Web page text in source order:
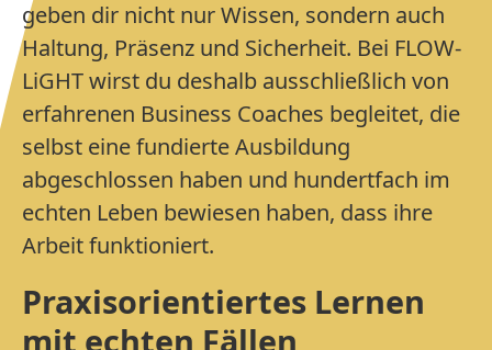
geben dir nicht nur Wissen, sondern auch
Haltung, Präsenz und Sicherheit. Bei FLOW-
LiGHT wirst du deshalb ausschließlich von
erfahrenen Business Coaches begleitet, die
selbst eine fundierte Ausbildung
abgeschlossen haben und hundertfach im
echten Leben bewiesen haben, dass ihre
Arbeit funktioniert.
Praxisorientiertes Lernen
mit echten Fällen